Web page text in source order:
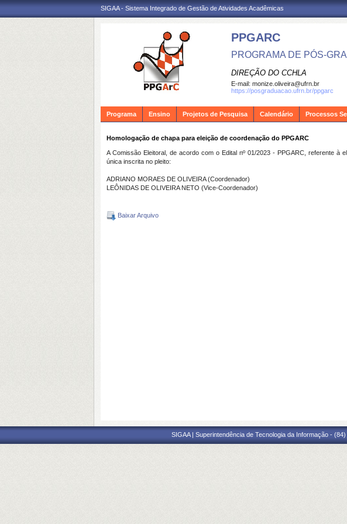
SIGAA - Sistema Integrado de Gestão de Atividades Acadêmicas
PPGARC
PROGRAMA DE PÓS-
DIREÇÃO DO CCHLA
E-mail: monize.oliveira@ufrn.br
https://posgraduacao.ufrn.br/ppgarc
Programa Ensino Projetos de Pesquisa Calendário Processos
Homologação de chapa para eleição de coordenação do PPGARC
A Comissão Eleitoral, de acordo com o Edital nº 01/2023 - PPGARC, referente
única inscrita no pleito:
ADRIANO MORAES DE OLIVEIRA (Coordenador)
LEÔNIDAS DE OLIVEIRA NETO (Vice-Coordenador)
Baixar Arquivo
SIGAA | Superintendência de Tecnologia da Informação -